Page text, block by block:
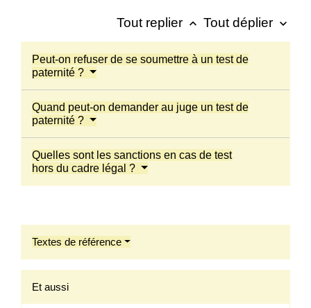
Tout replier keyboard_arrow_up Tout déplier keyboard_arrow_down
Peut-on refuser de se soumettre à un test de
paternité ?
Quand peut-on demander au juge un test de
paternité ?
Quelles sont les sanctions en cas de test
hors du cadre légal ?
Textes de référence
Et aussi